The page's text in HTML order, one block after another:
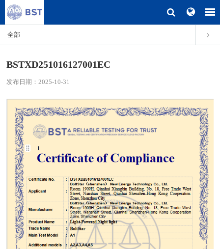
全部
BSTXD251016127001EC
发布日期：2025-10-31